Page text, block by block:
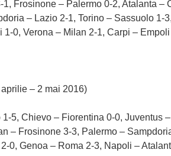
1, Frosinone – Palermo 0-2, Atalanta –
– Lazio 2-1, Torino – Sassuolo 1-
1-0, Verona – Milan 2-1, Carpi –
– 2 mai 2016)
1-5, Chievo – Fiorentina 0-0, Juventus
– Frosinone 3-3, Palermo –
0, Genoa – Roma 2-3, Napoli –